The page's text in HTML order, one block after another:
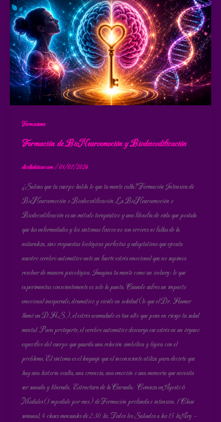
Formaciones
Formación de BioNeuroemoción y Biodescodificación
elbrillodetuser.com/01/07/2026
¿Sabías que tu cuerpo habla lo que tu mente calla? Formación Intensiva de
BioNeuroemoción o Biodecodificación La BioNeuroemoción o
Biodecodificación es un método terapéutico y una filosofía de vida que postula
que las enfermedades y los síntomas físicos no son errores ni fallas de la
naturaleza, sino respuestas biológicas perfectas y adaptativas que ejecuta
nuestro cerebro automático ante un fuerte estrés emocional que no supimos
resolver de manera psicológica. Imagina tu mente como un iceberg: lo que
experimentas conscientemente es solo la punta. Cuando sufres un impacto
emocional inesperado, dramático y vivido en soledad (lo que el Dr. Hamer
llamó un D.H.S.), el estrés acumulado es tan alto que pone en riesgo tu salud
mental. Para protegerte, el cerebro automático descarga ese estrés en un órgano
específico del cuerpo que guarda una relación simbólica y lógica con el
problema. El síntoma es el lenguaje que el inconsciente utiliza para decirte que
hay una historia oculta, una creencia, una emoción o una memoria que necesita
ser sanada y liberada. Estructura de la Cursada: Comieza en Agosto 6
Modulos (1 mpodulo por mes) de Formación profunda e intensiva. 1 Clase
semanal, 4 clases mensuales de 2:30 hs. Todos los Sabados a las 15 hs Arg –